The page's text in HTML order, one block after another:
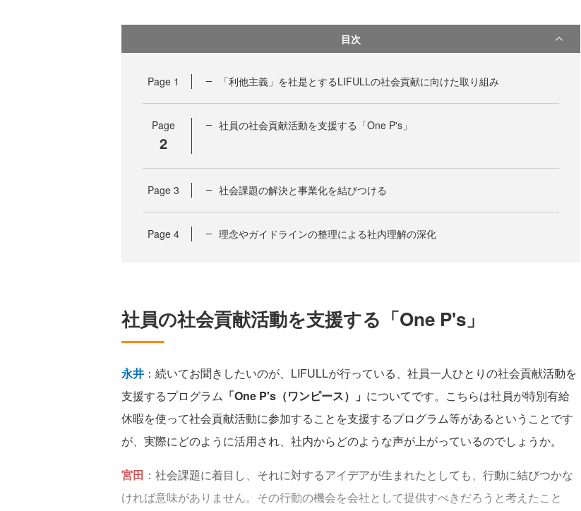
目次
Page 1 「利他主義」を社是とするLIFULLの社会貢献に向けた取り組み
Page
2
社員の社会貢献活動を支援する「One P's」
Page 3 社会課題の解決と事業化を結びつける
Page 4 理念やガイドラインの整理による社内理解の深化
社員の社会貢献活動を支援する「One P's」
永井 ：続いてお聞きしたいのが、LIFULLが行っている、社員一人ひとりの社会貢献活動を
支援するプログラム 「One P's（ワンピース）」 についてです。こちらは社員が特別有給
休暇を使って社会貢献活動に参加することを支援するプログラム等があるということです
が、実際にどのように活用され、社内からどのような声が上がっているのでしょうか。
宮田 ：社会課題に着目し、それに対するアイデアが生まれたとしても、行動に結びつかな
ければ意味がありません。その行動の機会を会社として提供すべきだろうと考えたこと